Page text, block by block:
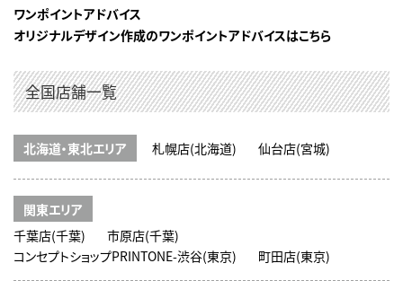
ワンポイントアドバイス
オリジナルデザイン作成のワンポイントアドバイスはこちら
全国店舗一覧
北海道・東北エリア 札幌店(北海道) 仙台店(宮城)
関東エリア
千葉店(千葉)
市原店(千葉)
コンセプトショップPRINTONE-渋谷(東京)
町田店(東京)